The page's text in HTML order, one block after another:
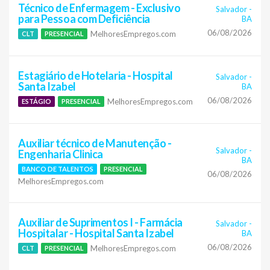
Técnico de Enfermagem - Exclusivo
para Pessoa com Deficiência
CLT PRESENCIAL MelhoresEmpregos.com
Salvador -
BA
06/08/2026
Estagiário de Hotelaria - Hospital
Santa Izabel
ESTÁGIO PRESENCIAL MelhoresEmpregos.com
Salvador -
BA
06/08/2026
Auxiliar técnico de Manutenção -
Engenharia Clinica
BANCO DE TALENTOS PRESENCIAL
MelhoresEmpregos.com
Salvador -
BA
06/08/2026
Auxiliar de Suprimentos I - Farmácia
Hospitalar - Hospital Santa Izabel
CLT PRESENCIAL MelhoresEmpregos.com
Salvador -
BA
06/08/2026